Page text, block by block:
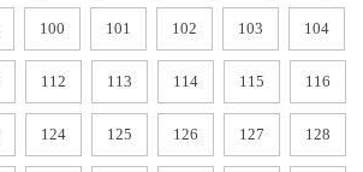
100 101 102 103 104
112 113 114 115 116
124 125 126 127 128